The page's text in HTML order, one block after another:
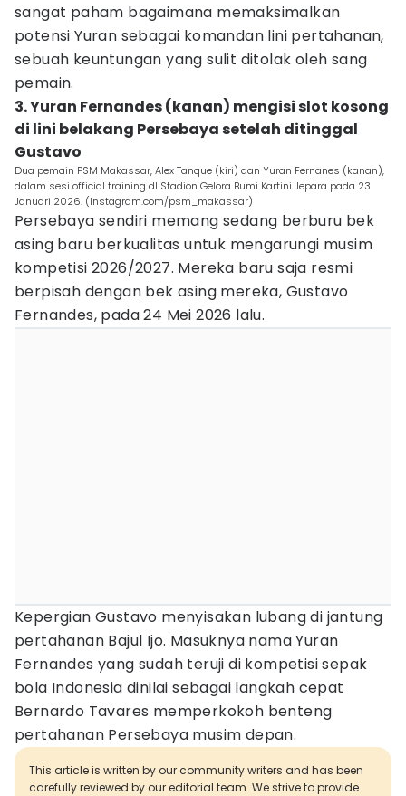
sangat paham bagaimana memaksimalkan
potensi Yuran sebagai komandan lini pertahanan,
sebuah keuntungan yang sulit ditolak oleh sang
pemain.
3. Yuran Fernandes (kanan) mengisi slot kosong
di lini belakang Persebaya setelah ditinggal
Gustavo
Dua pemain PSM Makassar, Alex Tanque (kiri) dan Yuran Fernanes (kanan),
dalam sesi official training dI Stadion Gelora Bumi Kartini Jepara pada 23
Januari 2026. (Instagram.com/psm_makassar)
Persebaya sendiri memang sedang berburu bek
asing baru berkualitas untuk mengarungi musim
kompetisi 2026/2027. Mereka baru saja resmi
berpisah dengan bek asing mereka, Gustavo
Fernandes, pada 24 Mei 2026 lalu.
Kepergian Gustavo menyisakan lubang di jantung
pertahanan Bajul Ijo. Masuknya nama Yuran
Fernandes yang sudah teruji di kompetisi sepak
bola Indonesia dinilai sebagai langkah cepat
Bernardo Tavares memperkokoh benteng
pertahanan Persebaya musim depan.
This article is written by our community writers and has been
carefully reviewed by our editorial team. We strive to provide